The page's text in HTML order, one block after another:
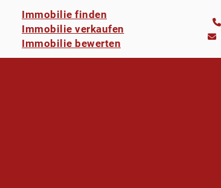
Immobilie finden
Immobilie verkaufen
Immobilie bewerten